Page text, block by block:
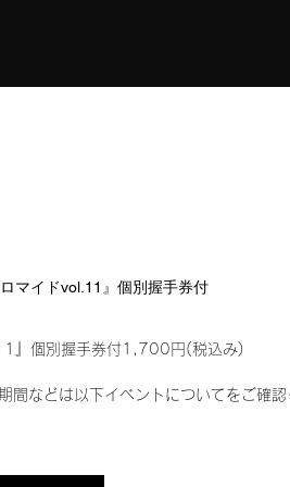
マイドvol.11』個別握手券付
』個別握手券付1,700円(税込み)
間などは以下イベントについてをご確認